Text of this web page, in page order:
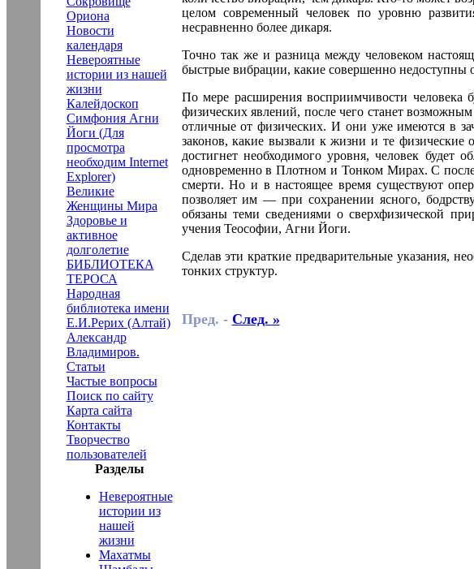
Ориона
Новости
календаря
Невероятные
истории из нашей
жизни
Калейдоскоп
Симфония Агни
Йоги (Для
просмотра
необходим Internet
Explorer)
Великие
Женщины Мира
Здоровье и
активное
долголетие
БИБЛИОТЕКА
ТЕРОСА
Народная
библиотека имени
Е.И.Рерих (Алтай)
Александр
Владимиров.
Статьи
Частые вопросы
Поиск по сайту
Карта сайта
Контакты
Творчество
пользователей
Разделы
Невероятные
истории из
нашей
жизни
Махатмы
целом современный человек по уровню
несравненно более дикаря.
Точно так же и разница между человеком
быстрые вибрации, какие совершенно недоступны
По мере расширения восприимчивости человека
физических явлений, после чего станет
отличные от физических. И они уже имеются в
законов, какие вызвали к жизни и те физические
достигнет необходимого уровня, человек будет
одновременно в Плотном и Тонком Мирах. С
смерти. Но и в настоящее время существуют
позволяет им — при сохранении ясного,
обязаны теми сведениями о сверхфизической
учения Теософии, Агни Йоги.
Сделав эти краткие предварительные указания,
тонких структур.
Пред. - След. »